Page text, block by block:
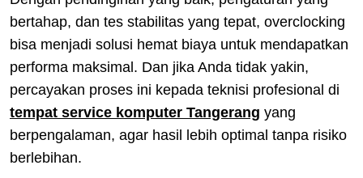
bertahap, dan tes stabilitas yang tepat, overclocking
bisa menjadi solusi hemat biaya untuk mendapatkan
performa maksimal. Dan jika Anda tidak yakin,
percayakan proses ini kepada teknisi profesional di
tempat service komputer Tangerang yang
berpengalaman, agar hasil lebih optimal tanpa risiko
berlebihan.